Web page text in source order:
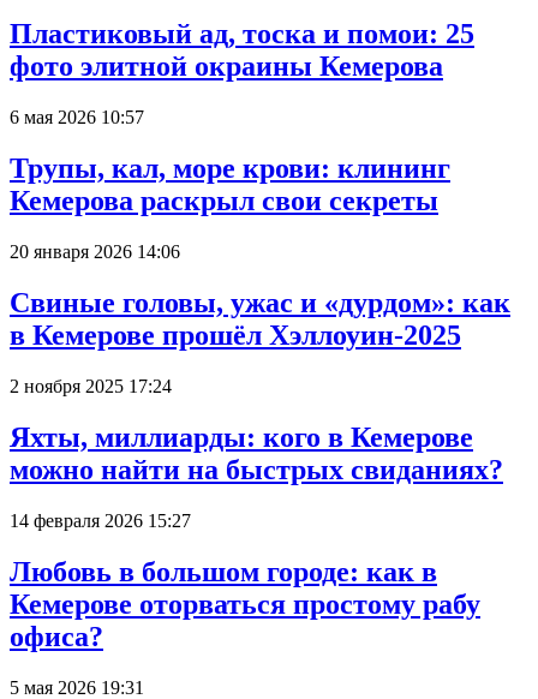
Пластиковый ад, тоска и помои: 25
фото элитной окраины Кемерова
6 мая 2026 10:57
Трупы, кал, море крови: клининг
Кемерова раскрыл свои секреты
20 января 2026 14:06
Свиные головы, ужас и «дурдом»: как
в Кемерове прошёл Хэллоуин-2025
2 ноября 2025 17:24
Яхты, миллиарды: кого в Кемерове
можно найти на быстрых свиданиях?
14 февраля 2026 15:27
Любовь в большом городе: как в
Кемерове оторваться простому рабу
офиса?
5 мая 2026 19:31